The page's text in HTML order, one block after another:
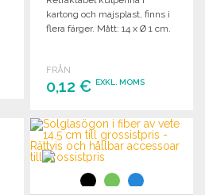
kartong och majsplast, finns i
flera färger. Mått: 14 x Ø 1 cm.
FRÅN
0,12 €EXKL. MOMS
BESTÄLL
Begär offert